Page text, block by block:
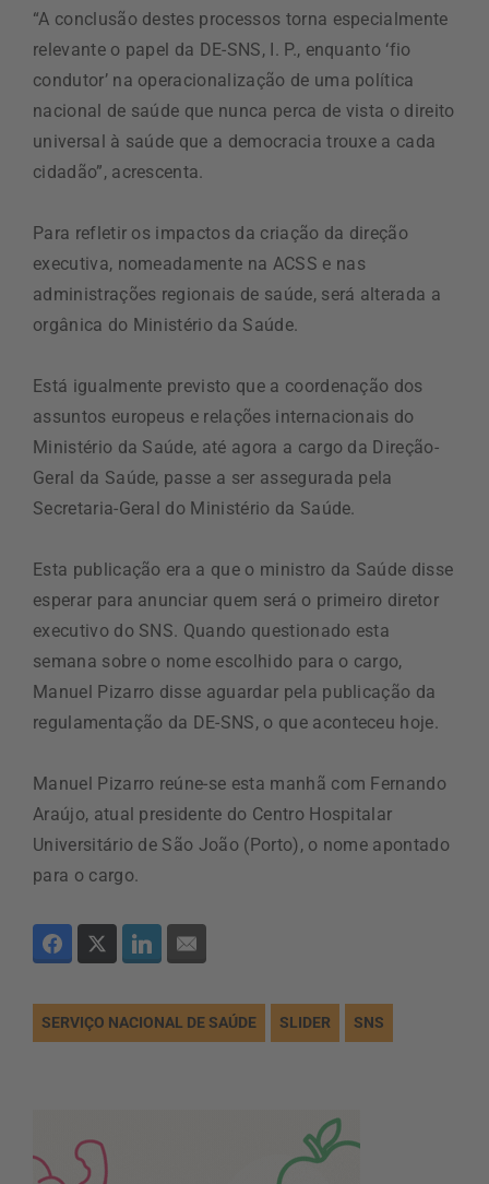
“A conclusão destes processos torna especialmente
relevante o papel da DE-SNS, I. P., enquanto ‘fio
condutor’ na operacionalização de uma política
nacional de saúde que nunca perca de vista o direito
universal à saúde que a democracia trouxe a cada
cidadão”, acrescenta.
Para refletir os impactos da criação da direção
executiva, nomeadamente na ACSS e nas
administrações regionais de saúde, será alterada a
orgânica do Ministério da Saúde.
Está igualmente previsto que a coordenação dos
assuntos europeus e relações internacionais do
Ministério da Saúde, até agora a cargo da Direção-
Geral da Saúde, passe a ser assegurada pela
Secretaria-Geral do Ministério da Saúde.
Esta publicação era a que o ministro da Saúde disse
esperar para anunciar quem será o primeiro diretor
executivo do SNS. Quando questionado esta
semana sobre o nome escolhido para o cargo,
Manuel Pizarro disse aguardar pela publicação da
regulamentação da DE-SNS, o que aconteceu hoje.
Manuel Pizarro reúne-se esta manhã com Fernando
Araújo, atual presidente do Centro Hospitalar
Universitário de São João (Porto), o nome apontado
para o cargo.
SERVIÇO NACIONAL DE SAÚDE SLIDER SNS